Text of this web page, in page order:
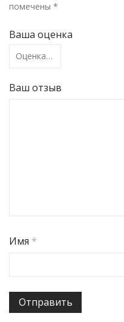
помечены *
Ваша оценка
Ваш отзыв
Имя *